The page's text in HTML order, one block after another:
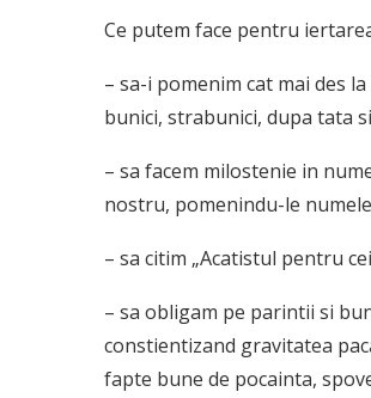
Ce putem face pentru
– sa-i pomenim cat mai des
bunici, strabunici, dupa tata
– sa facem milostenie in
nostru, pomenindu-le
– sa citim „Acatistul pentru
– sa obligam pe parintii si
constientizand gravitatea
fapte bune de pocainta,